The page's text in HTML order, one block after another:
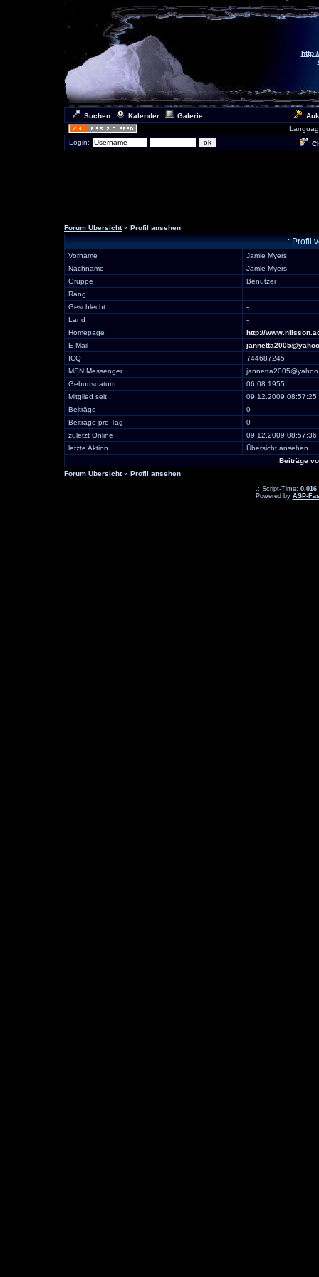
Suchen Kalender Galerie
Login:
Forum Übersicht» Profil ansehen
.: Profil
Vorname
Jamie Myers
Nachname
Jamie Myers
Gruppe
Benutzer
Rang
Geschlecht
-
Land
-
Homepage
http://
E-Mail
ICQ
744687245
MSN Messenger
Geburtsdatum
06.08.1955
Mitglied seit
09.12.2009 08:57:25
Beiträge
0
Beiträge pro Tag
0
zuletzt Online
09.12.2009 08:57:36
letzte Aktion
Übersicht ansehen
Beiträge
Forum Übersicht» Profil ansehen
.: Script-Time: 0,016
Powered by ASP-